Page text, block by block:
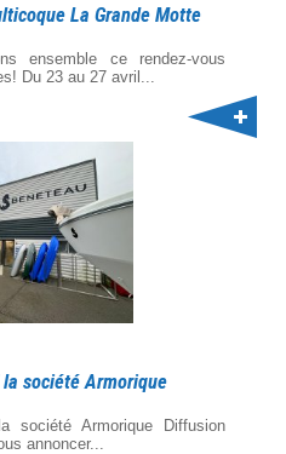
La Grande Motte
ensemble ce rendez-vous
Du 23 au 27 avril...
société Armorique
société Armorique Diffusion
annoncer...